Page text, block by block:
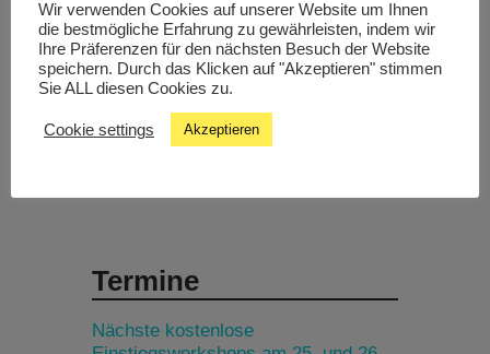
Livestream
Studiochat
Termine
Nächste kostenlose
Wir verwenden Cookies auf unserer Website um Ihnen
die bestmögliche Erfahrung zu gewährleisten, indem wir
Ihre Präferenzen für den nächsten Besuch der Website
speichern. Durch das Klicken auf "Akzeptieren" stimmen
Sie ALL diesen Cookies zu.
Cookie settings Akzeptieren